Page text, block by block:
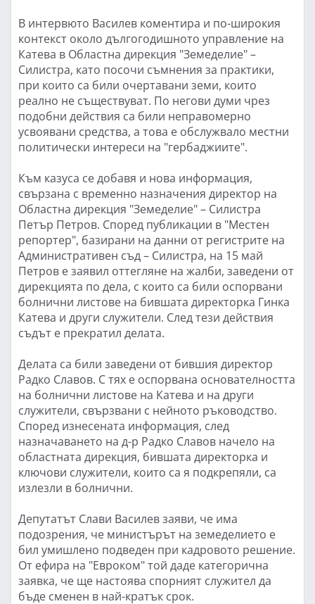
В интервюто Василев коментира и по-широкия
контекст около дългогодишното управление на
Катева в Областна дирекция "Земеделие" –
Силистра, като посочи съмнения за практики,
при които са били очертавани земи, които
реално не съществуват. По негови думи чрез
подобни действия са били неправомерно
усвоявани средства, а това е обслужвало местни
политически интереси на "гербаджиите".
Към казуса се добавя и нова информация,
свързана с временно назначения директор на
Областна дирекция "Земеделие" – Силистра
Петър Петров. Според публикации в "Местен
репортер", базирани на данни от регистрите на
Административен съд – Силистра, на 15 май
Петров е заявил оттегляне на жалби, заведени от
дирекцията по дела, с които са били оспорвани
болнични листове на бившата директорка Гинка
Катева и други служители. След тези действия
съдът е прекратил делата.
Делата са били заведени от бившия директор
Радко Славов. С тях е оспорвана основателността
на болнични листове на Катева и на други
служители, свързвани с нейното ръководство.
Според изнесената информация, след
назначаването на д-р Радко Славов начело на
областната дирекция, бившата директорка и
ключови служители, които са я подкрепяли, са
излезли в болнични.
Депутатът Слави Василев заяви, че има
подозрения, че министърът на земеделието е
бил умишлено подведен при кадровото решение.
От ефира на "Евроком" той даде категорична
заявка, че ще настоява спорният служител да
бъде сменен в най-кратък срок.